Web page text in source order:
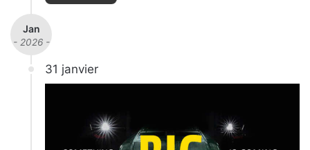
Jan
- 2026 -
31 janvier